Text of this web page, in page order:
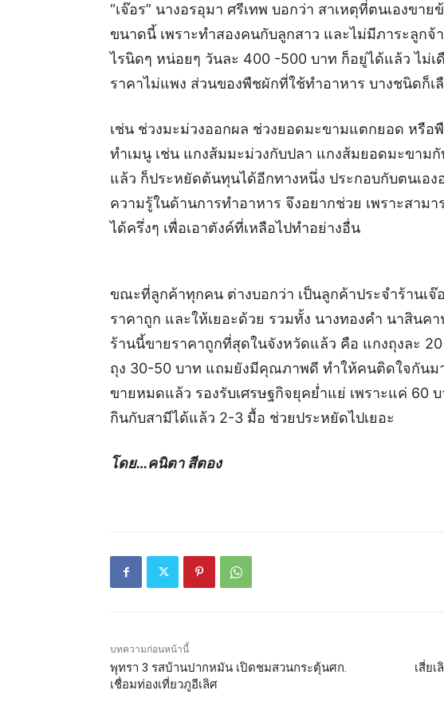
“เจ๊อร” นางอรอุมา ศรีเทพ บอกว่า สาเหตุที่ตนเองขา
ขนาดนี้ เพราะทำสองคนกับลูกสาว และไม่มีภาระลูกจ้
ไรนิดๆ หน่อยๆ วันละ 400 -500 บาท ก็อยู่ได้แล้ว ไม่
ราคาไม่แพง ส่วนของพืชผักที่ใช้ทำอาหาร บางชนิดก็
เช่น ช่วงมะม่วงออกผล ช่วงยอดมะขามแตกยอด หรือ
ทำเมนู เช่น แกงส้มมะม่วงกับปลา แกงส้มยอดมะขาม
แล้ว ก็ประหยัดต้นทุนได้อีกทางหนึ่ง ประกอบกับตนเอง
ความรู้ในด้านการทำอาหาร จึงอยากช่วย เพราะสาม
ได้ครึ่งๆ เพื่อเอาตังค์ที่เหลือไปทำอย่างอื่น
ขณะที่ลูกค้าทุกคน ต่างบอกว่า เป็นลูกค้าประจำร้านเจ๊
ราคาถูก และให้เยอะด้วย รวมทั้ง นางทองคำ นาสิน
ร้านนี้ขายราคาถูกที่สุดในจังหวัดแล้ว คือ แกงถุงละ
ถุง 30-50 บาท แถมยังมีคุณภาพดี ทำให้คนติดใจกันม
ขายหมดแล้ว รองรับเศรษฐกิจยุคย่ำแย่ เพราะแค่ 60
กินกับสามีได้แล้ว 2-3 มื้อ ช่วยประหยัดไปเยอะ
โดย…คนิตา สีตอง
บทความก่อนหน้านี้
พุทรา 3 รสบ้านปากหมัน เปิดชมสวนกระตุ้นศก.
เชื่อมท่องเที่ยวภูอีเลิศ
เสี่ย